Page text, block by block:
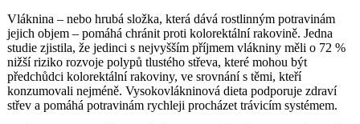
Vláknina – nebo hrubá složka, která dává rostlinným potravinám
jejich objem – pomáhá chránit proti kolorektální rakovině. Jedna
studie zjistila, že jedinci s nejvyšším příjmem vlákniny měli o 72 %
nižší riziko rozvoje polypů tlustého střeva, které mohou být
předchůdci kolorektální rakoviny, ve srovnání s těmi, kteří
konzumovali nejméně. Vysokovlákninová dieta podporuje zdraví
střev a pomáhá potravinám rychleji procházet trávicím systémem.